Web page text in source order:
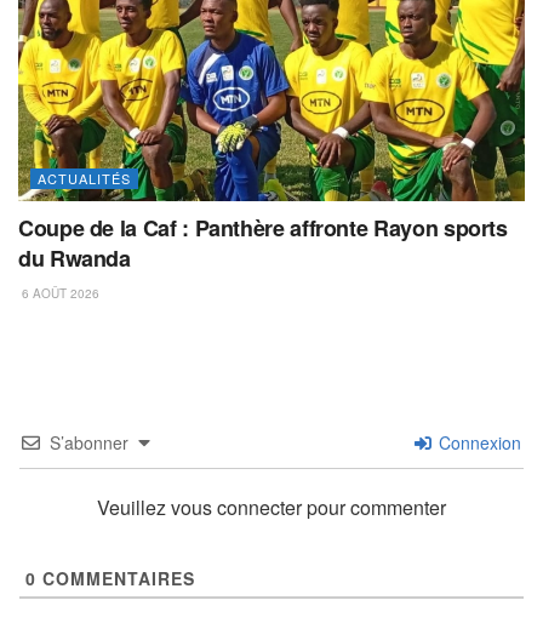
ACTUALITÉS
Coupe de la Caf : Panthère affronte Rayon sports
du Rwanda
6 AOÛT 2026
S’abonner Connexion
Veuillez vous connecter pour commenter
0 COMMENTAIRES